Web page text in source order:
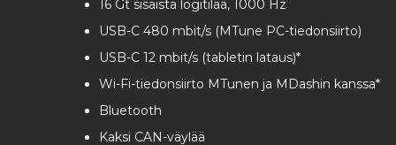
16 Gt sisäistä logitilaa, 1000 Hz
USB-C 480 mbit/s (MTune PC-tiedonsiirto)
USB-C 12 mbit/s (tabletin lataus)*
Wi-Fi-tiedonsiirto MTunen ja MDashin kanssa*
Bluetooth
Kaksi CAN-väylää